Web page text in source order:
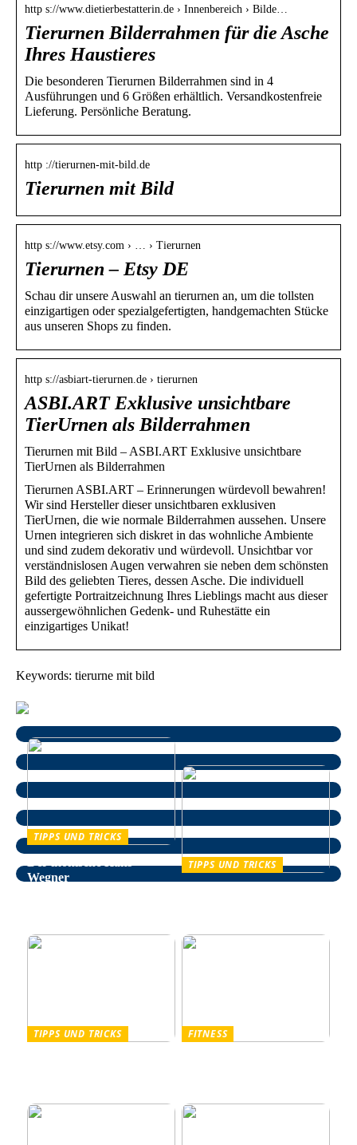
http s://www.dietierbestatterin.de › Innenbereich › Bilde…
Tierurnen Bilderrahmen für die Asche
Ihres Haustieres
Die besonderen Tierurnen Bilderrahmen sind in 4
Ausführungen und 6 Größen erhältlich. Versandkostenfreie
Lieferung. Persönliche Beratung.
http ://tierurnen-mit-bild.de
Tierurnen mit Bild
http s://www.etsy.com › … › Tierurnen
Tierurnen – Etsy DE
Schau dir unsere Auswahl an tierurnen an, um die tollsten
einzigartigen oder spezialgefertigten, handgemachten Stücke
aus unseren Shops zu finden.
http s://asbiart-tierurnen.de › tierurnen
ASBI.ART Exklusive unsichtbare
TierUrnen als Bilderrahmen
Tierurnen mit Bild – ASBI.ART Exklusive unsichtbare
TierUrnen als Bilderrahmen
Tierurnen ASBI.ART – Erinnerungen würdevoll bewahren!
Wir sind Hersteller dieser unsichtbaren exklusiven
TierUrnen, die wie normale Bilderrahmen aussehen. Unsere
Urnen integrieren sich diskret in das wohnliche Ambiente
und sind zudem dekorativ und würdevoll. Unsichtbar vor
verständnislosen Augen verwahren sie neben dem schönsten
Bild des geliebten Tieres, dessen Asche. Die individuell
gefertigte Portraitzeichnung Ihres Lieblings macht aus dieser
aussergewöhnlichen Gedenk- und Ruhestätte ein
einzigartiges Unikat!
Keywords: tierurne mit bild
TIPPS UND TRICKS
Wegner
TIPPS UND TRICKS
TIPPS UND TRICKS
FITNESS